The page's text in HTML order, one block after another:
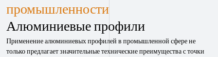
промышленности
Алюминиевые профили
Применение алюминиевых профилей в промышленной сфере не
только предлагает значительные технические преимущества с точки